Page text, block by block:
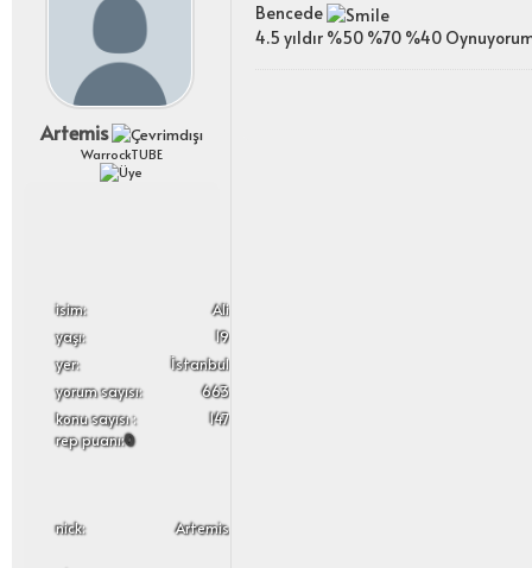
Artemis
WarrockTUBE
i̇sim:
Ali
yaşı:
19
yer:
İstanbul
yorum sayısı:
663
konu sayısı :
147
rep puanı:0
nick: Artemis
Bencede
4.5 yıldır %50 %70 %40